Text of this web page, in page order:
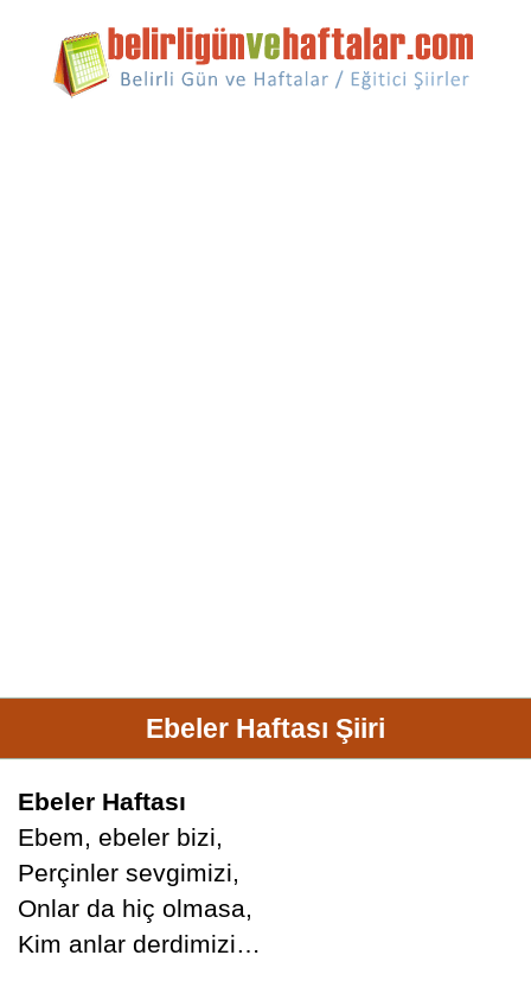
Ebeler Haftası Şiiri
Ebeler Haftası
Ebem, ebeler bizi,
Perçinler sevgimizi,
Onlar da hiç olmasa,
Kim anlar derdimizi…